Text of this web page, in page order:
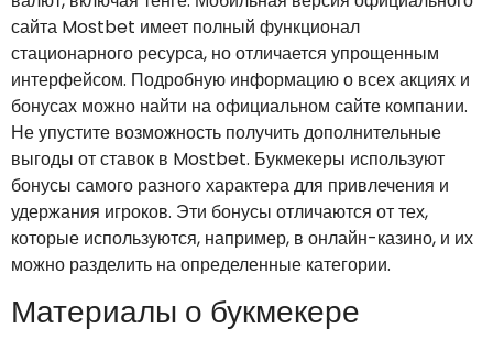
сайта Mostbet имеет полный функционал
стационарного ресурса, но отличается упрощенным
интерфейсом. Подробную информацию о всех акциях и
бонусах можно найти на официальном сайте компании.
Не упустите возможность получить дополнительные
выгоды от ставок в Mostbet. Букмекеры используют
бонусы самого разного характера для привлечения и
удержания игроков. Эти бонусы отличаются от тех,
которые используются, например, в онлайн-казино, и их
можно разделить на определенные категории.
Материалы о букмекере